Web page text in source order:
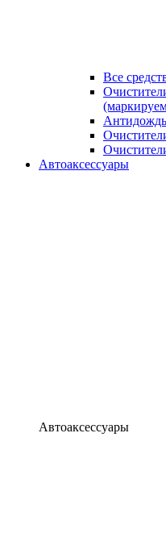
Все
Автоаксессуары
Автоаксессуары